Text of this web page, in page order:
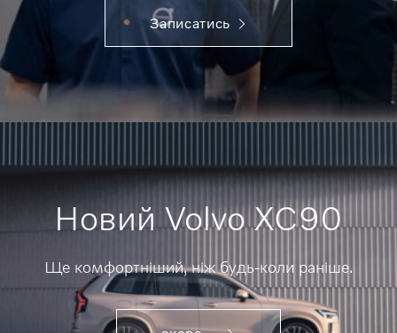
Записатись
Новий Volvo XC90
Ще комфортніший, ніж будь-коли раніше.